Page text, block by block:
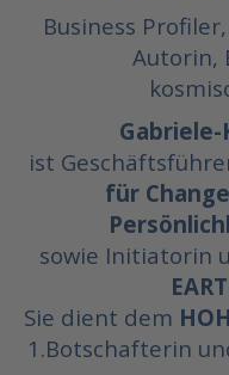
Business
Autorin,
ist
für
sowie Initiatorin
Sie dient dem
1.Botschafterin